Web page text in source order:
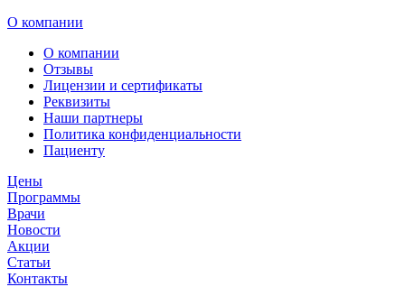
О компании
О компании
Отзывы
Лицензии и сертификаты
Реквизиты
Наши партнеры
Политика конфиденциальности
Пациенту
Цены
Программы
Врачи
Новости
Акции
Статьи
Контакты